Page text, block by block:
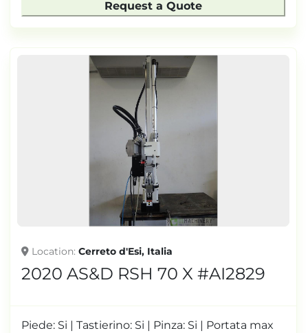
Request a Quote
Location Cerreto d'Esi, Italia
2020 AS&D RSH 70 X #AI2829
Piede: Si | Tastierino: Si | Pinza: Si | Portata max